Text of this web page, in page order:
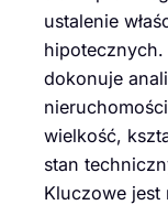
ustalenie
hipotecznych.
dokonuje
wielkość,
stan
Kluczowe